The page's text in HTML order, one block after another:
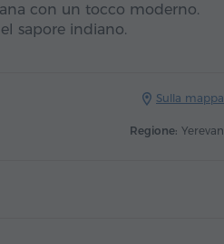
con un tocco moderno.
sapore indiano.
Sulla mappa
Regione: Yerevan